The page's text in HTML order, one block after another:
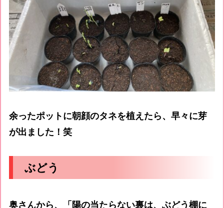
余ったポットに朝顔のタネを植えたら、早々に芽
が出ました！笑
ぶどう
奥さんから、「陽の当たらない裏は、ぶどう棚に